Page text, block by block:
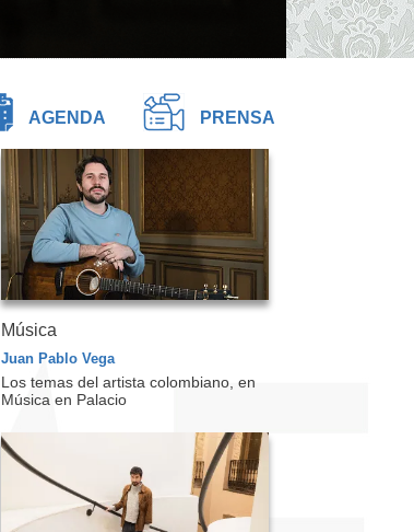
AGENDA PRENSA
Música
Juan Pablo Vega
Los temas del artista colombiano, en
Música en Palacio